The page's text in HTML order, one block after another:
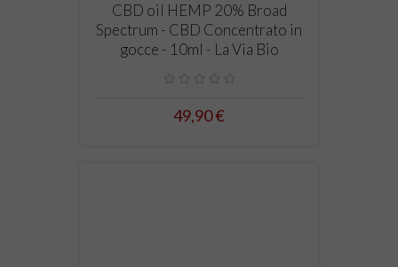
CBD oil HEMP 20% Broad
Spectrum - CBD Concentrato in
gocce - 10ml - La Via Bio
49,90 €